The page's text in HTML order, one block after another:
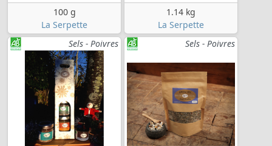
100 g
La Serpette
1.14 kg
La Serpette
Sels - Poivres
Sels - Poivres